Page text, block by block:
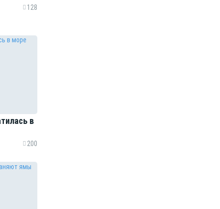
128
в
200